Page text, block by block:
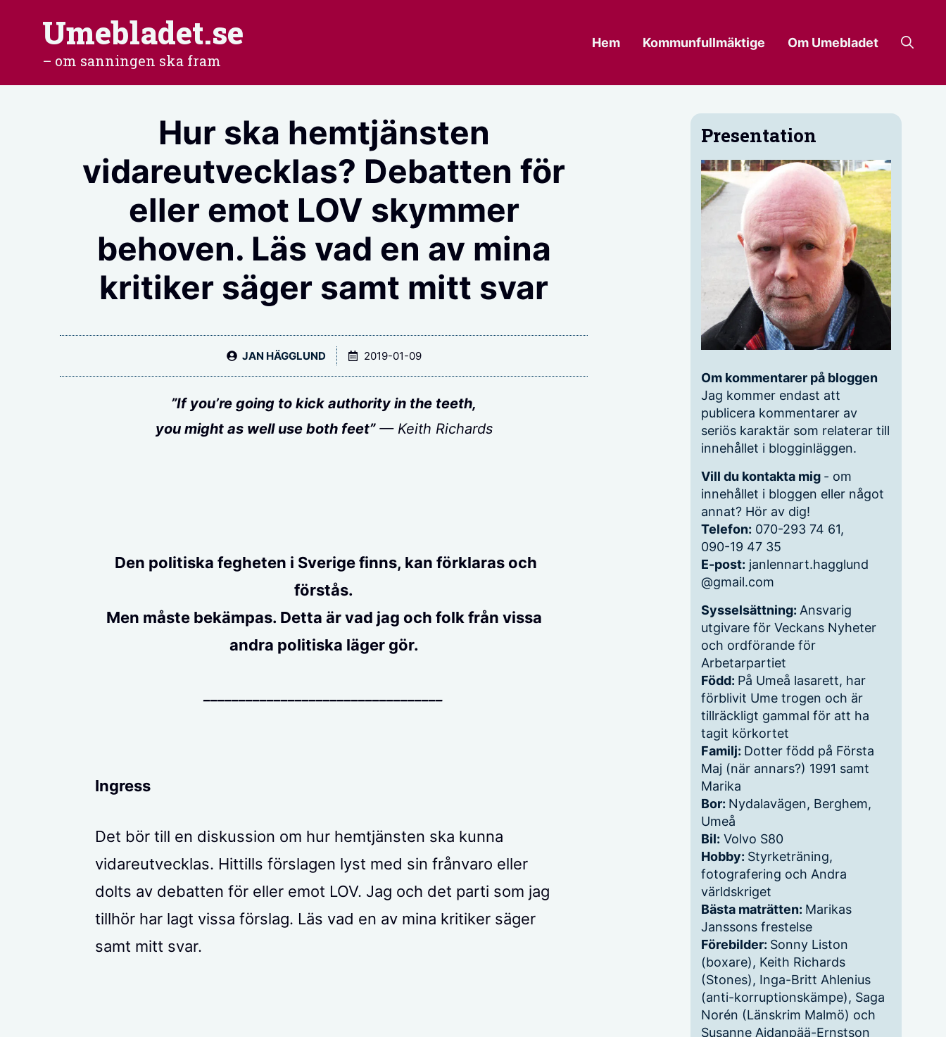
innehåll
Umebladet.se
– om sanningen ska fram
Hem Kommunfullmäktige Om Umebladet
Hur ska hemtjänsten
vidareutvecklas? Debatten för
eller emot LOV skymmer
behoven. Läs vad en av mina
kritiker säger samt mitt svar
JAN HÄGGLUND 2019-01-09
”If you’re going to kick authority in the teeth,
you might as well use both feet”— Keith Richards
Den politiska fegheten i Sverige finns, kan förklaras och
förstås.
Men måste bekämpas. Detta är vad jag och folk från vissa
andra politiska läger gör.
Ingress
Det bör till en diskussion om hur hemtjänsten ska kunna
vidareutvecklas. Hittills förslagen lyst med sin frånvaro eller
dolts av debatten för eller emot LOV. Jag och det parti som jag
tillhör har lagt vissa förslag. Läs vad en av mina kritiker säger
samt mitt svar.
Presentation
Om kommentarer på bloggen
Jag kommer endast att
publicera kommentarer av
seriös karaktär som relaterar till
innehållet i blogginläggen.
Vill du kontakta mig - om
innehållet i bloggen eller något
annat? Hör av dig!
Telefon: 070-293 74 61,
090-19 47 35
E-post: janlennart.hagglund
@gmail.com
Sysselsättning: Ansvarig
utgivare för Veckans Nyheter
och ordförande för
Arbetarpartiet
Född: På Umeå lasarett, har
förblivit Ume trogen och är
tillräckligt gammal för att ha
tagit körkortet
Familj: Dotter född på Första
Maj (när annars?) 1991 samt
Marika
Bor: Nydalavägen, Berghem,
Umeå
Bil: Volvo S80
Hobby: Styrketräning,
fotografering och Andra
världskriget
Bästa maträtten: Marikas
Janssons frestelse
Förebilder: Sonny Liston
(boxare), Keith Richards
(Stones), Inga-Britt Ahlenius
(anti-korruptionskämpe), Saga
Norén (Länskrim Malmö) och
Susanne Aidanpää-Ernstson